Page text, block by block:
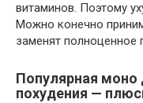
витаминов. Поэтому
Можно конечно
заменят полноценное
Популярная моно
похудения —